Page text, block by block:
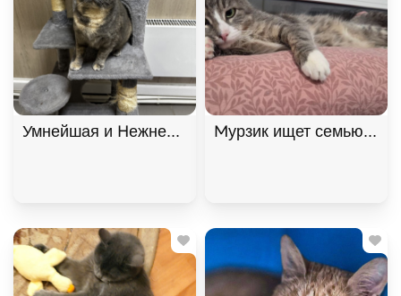
Умнейшая и Нежнейшая кошка Фелиция ищет
Мурзик ищет семью и